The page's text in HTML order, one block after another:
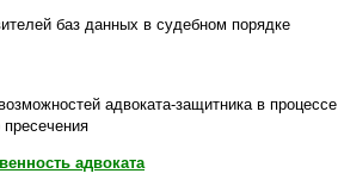
баз данных в судебном порядке
адвоката-защитника в процессе
адвоката